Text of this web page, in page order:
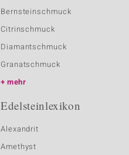
Bernsteinschmuck
Citrinschmuck
Diamantschmuck
Granatschmuck
mehr
Edelsteinlexikon
Alexandrit
Amethyst